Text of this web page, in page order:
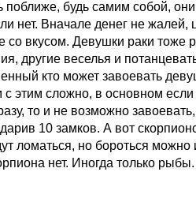
поближе, будь самим собой,
нет. Вначале денег не жалей,
со вкусом. Девушки раки тоже
другие веселья и
кто может завоевать
с этим сложно, в основном
то и не возможно
10 замков. А вот
ломаться, но бороться можно
нет. Иногда только